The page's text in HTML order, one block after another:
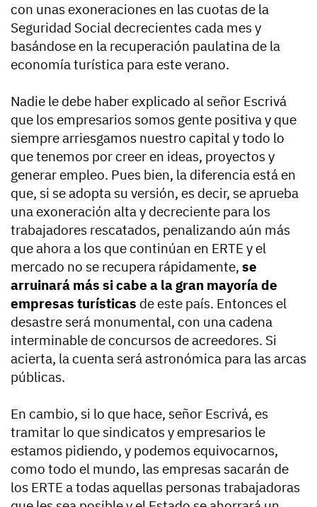
con unas exoneraciones en las cuotas de la
Seguridad Social decrecientes cada mes y
basándose en la recuperación paulatina de la
economía turística para este verano.
Nadie le debe haber explicado al señor Escrivá
que los empresarios somos gente positiva y que
siempre arriesgamos nuestro capital y todo lo
que tenemos por creer en ideas, proyectos y
generar empleo. Pues bien, la diferencia está en
que, si se adopta su versión, es decir, se aprueba
una exoneración alta y decreciente para los
trabajadores rescatados, penalizando aún más
que ahora a los que continúan en ERTE y el
mercado no se recupera rápidamente, se
arruinará más si cabe a la gran mayoría de
empresas turísticas de este país. Entonces el
desastre será monumental, con una cadena
interminable de concursos de acreedores. Si
acierta, la cuenta será astronómica para las arcas
públicas.
En cambio, si lo que hace, señor Escrivá, es
tramitar lo que sindicatos y empresarios le
estamos pidiendo, y podemos equivocarnos,
como todo el mundo, las empresas sacarán de
los ERTE a todas aquellas personas trabajadoras